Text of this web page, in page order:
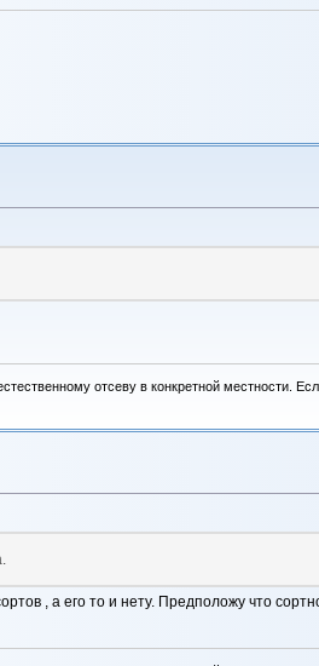
отсеву в конкретной местности.
, а его то и нету. Предположу что